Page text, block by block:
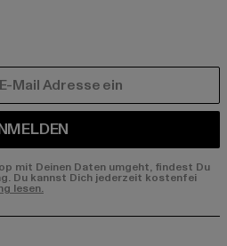
mit Deinen Daten umgeht, findest Du
Du kannst Dich jederzeit kostenfei
lesen.